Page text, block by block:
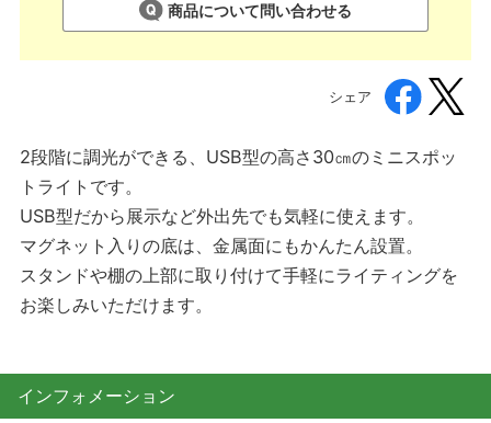
商品について問い合わせる
シェア
2段階に調光ができる、USB型の高さ30㎝のミニスポッ
トライトです。
USB型だから展示など外出先でも気軽に使えます。
マグネット入りの底は、金属面にもかんたん設置。
スタンドや棚の上部に取り付けて手軽にライティングを
お楽しみいただけます。
インフォメーション